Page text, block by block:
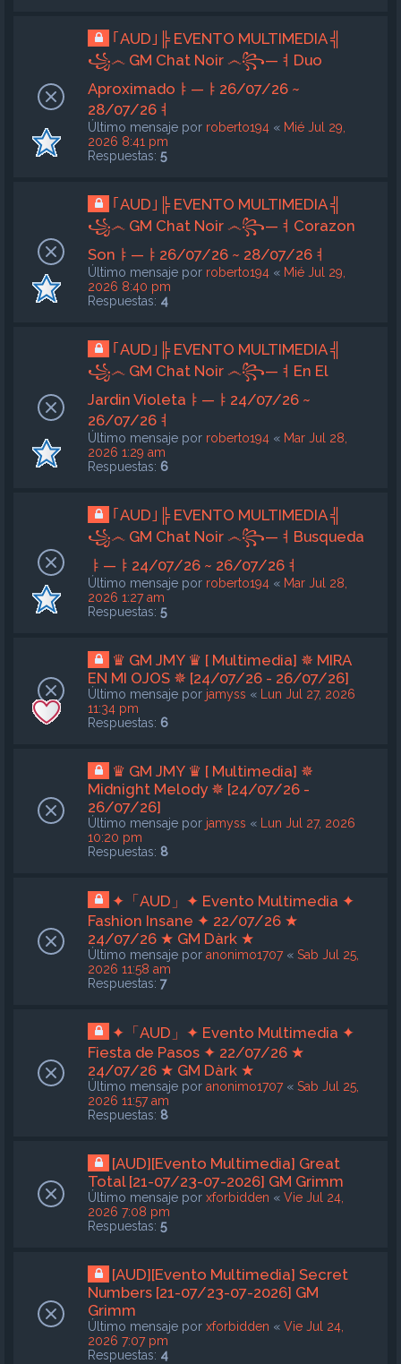
｢AUD｣╠ EVENTO MULTIMEDIA ╣
꧁෴ GM Chat Noir ෴꧂—ㅕDuo
Aproximadoㅑ—ㅑ26/07/26 ~
28/07/26ㅕ
Último mensaje por roberto194 « Mié Jul 29,
2026 8:41 pm
Respuestas: 5
｢AUD｣╠ EVENTO MULTIMEDIA ╣
꧁෴ GM Chat Noir ෴꧂—ㅕCorazon
Sonㅑ—ㅑ26/07/26 ~ 28/07/26ㅕ
Último mensaje por roberto194 « Mié Jul 29,
2026 8:40 pm
Respuestas: 4
｢AUD｣╠ EVENTO MULTIMEDIA ╣
꧁෴ GM Chat Noir ෴꧂—ㅕEn El
Jardin Violetaㅑ—ㅑ24/07/26 ~
26/07/26ㅕ
Último mensaje por roberto194 « Mar Jul 28,
2026 1:29 am
Respuestas: 6
｢AUD｣╠ EVENTO MULTIMEDIA ╣
꧁෴ GM Chat Noir ෴꧂—ㅕBusqueda
ㅑ—ㅑ24/07/26 ~ 26/07/26ㅕ
Último mensaje por roberto194 « Mar Jul 28,
2026 1:27 am
Respuestas: 5
♛ GM JMY ♛ [ Multimedia] ✵ MIRA
EN MI OJOS ✵ [24/07/26 - 26/07/26]
Último mensaje por jamyss «
Lun Jul 27, 2026
11:34 pm
Respuestas: 6
♛ GM JMY ♛ [ Multimedia] ✵
Midnight Melody ✵ [24/07/26 -
26/07/26]
Último mensaje por jamyss «
Lun Jul 27, 2026
10:20 pm
Respuestas: 8
✦「AUD」✦ Evento Multimedia ✦
Fashion Insane ✦ 22/07/26 ★
24/07/26 ★ GM Dàrk ★
Último mensaje por anonimo1707« Sab Jul 25,
2026 11:58 am
Respuestas: 7
✦「AUD」✦ Evento Multimedia ✦
Fiesta de Pasos ✦ 22/07/26 ★
24/07/26 ★ GM Dàrk ★
Último mensaje por anonimo1707« Sab Jul 25,
2026 11:57 am
Respuestas: 8
[AUD][Evento Multimedia] Great
Total [21-07/23-07-2026] GM Grimm
Último mensaje por xforbidden « Vie Jul 24,
2026 7:08 pm
Respuestas: 5
[AUD][Evento Multimedia] Secret
Numbers [21-07/23-07-2026] GM
Grimm
Último mensaje por xforbidden « Vie Jul 24,
2026 7:07 pm
Respuestas: 4